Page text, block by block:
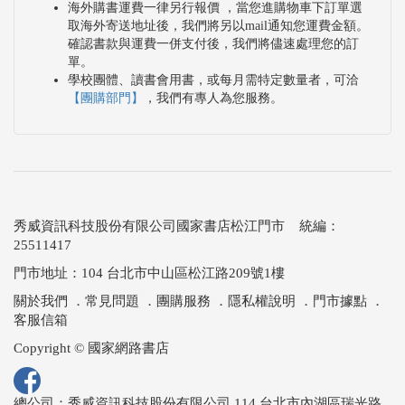
海外購書運費一律另行報價 ，當您進購物車下訂單選
取海外寄送地址後，我們將另以mail通知您運費金額。
確認書款與運費一併支付後，我們將儘速處理您的訂
單。
學校團體、讀書會用書，或每月需特定數量者，可洽
【團購部門】
，我們有專人為您服務。
秀威資訊科技股份有限公司國家書店松江門市 統編：
25511417
門市地址：104 台北市中山區松江路209號1樓
關於我們
． 常見問題 ． 團購服務 ． 隱私權說明 ． 門市據點 ．
客服信箱
Copyright © 國家網路書店